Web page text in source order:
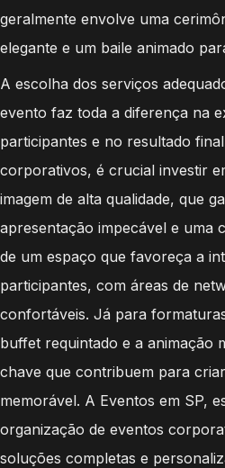
geralmente envolve uma
elegante e um baile animado
A escolha dos serviços
evento faz toda a diferença na
participantes e no resultado
corporativos, é crucial investir
imagem de alta qualidade, que
apresentação impecável e uma
de um espaço que favoreça a
participantes, com áreas de
confortáveis. Já para
buffet requintado e a animação
chave que contribuem para
memorável. A Eventos em SP,
organização de eventos
soluções completas e